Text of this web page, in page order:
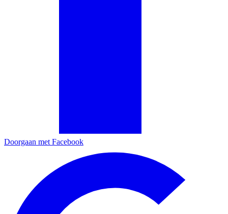
Doorgaan met Facebook